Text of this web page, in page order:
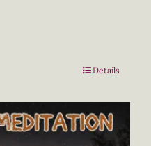
Details